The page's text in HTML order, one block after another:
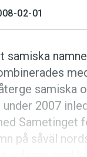
Språkfrågor
Kviss
Podden
02-01
samiska
samiska
2007
Sametinget
på såväl